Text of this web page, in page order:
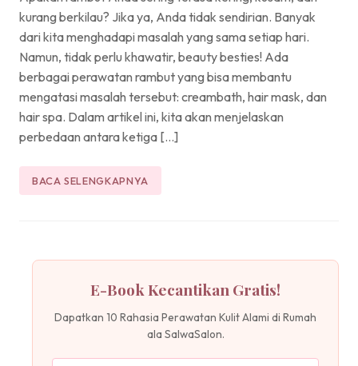
kurang berkilau? Jika ya, Anda tidak sendirian. Banyak
dari kita menghadapi masalah yang sama setiap hari.
Namun, tidak perlu khawatir, beauty besties! Ada
berbagai perawatan rambut yang bisa membantu
mengatasi masalah tersebut: creambath, hair mask, dan
hair spa. Dalam artikel ini, kita akan menjelaskan
perbedaan antara ketiga […]
BACA SELENGKAPNYA
E-Book Kecantikan Gratis!
Dapatkan 10 Rahasia Perawatan Kulit Alami di Rumah
ala SalwaSalon.